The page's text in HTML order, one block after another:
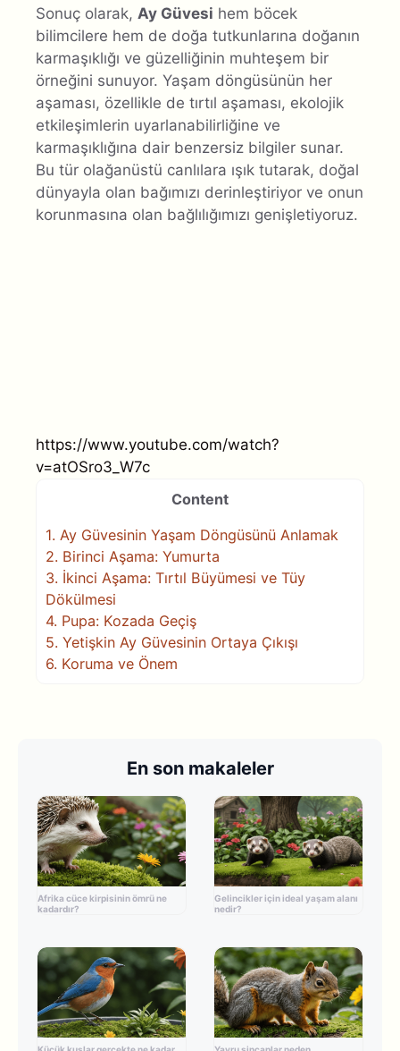
Sonuç olarak, Ay Güvesi hem böcek
bilimcilere hem de doğa tutkunlarına doğanın
karmaşıklığı ve güzelliğinin muhteşem bir
örneğini sunuyor. Yaşam döngüsünün her
aşaması, özellikle de tırtıl aşaması, ekolojik
etkileşimlerin uyarlanabilirliğine ve
karmaşıklığına dair benzersiz bilgiler sunar.
Bu tür olağanüstü canlılara ışık tutarak, doğal
dünyayla olan bağımızı derinleştiriyor ve onun
korunmasına olan bağlılığımızı genişletiyoruz.
https://www.youtube.com/watch?
v=atOSro3_W7c
Content
1. Ay Güvesinin Yaşam Döngüsünü Anlamak
2. Birinci Aşama: Yumurta
3. İkinci Aşama: Tırtıl Büyümesi ve Tüy
Dökülmesi
4. Pupa: Kozada Geçiş
5. Yetişkin Ay Güvesinin Ortaya Çıkışı
6. Koruma ve Önem
En son makaleler
Afrika cüce kirpisinin ömrü ne
kadardır?
Gelincikler için ideal yaşam alanı
nedir?